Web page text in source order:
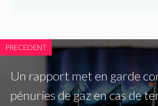
PRECEDENT
Un rapport met en garde
pénuries de gaz en cas de